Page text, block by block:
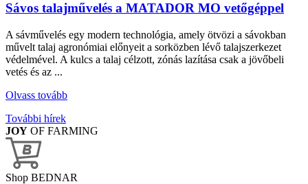
Sávos talajművelés a MATADOR MO vetőgéppel
A sávművelés egy modern technológia, amely ötvözi a sávokban
művelt talaj agronómiai előnyeit a sorközben lévő talajszerkezet
védelmével. A kulcs a talaj célzott, zónás lazítása csak a jövőbeli
vetés és az ...
Olvass tovább
További hírek
JOY OF FARMING
Shop BEDNAR